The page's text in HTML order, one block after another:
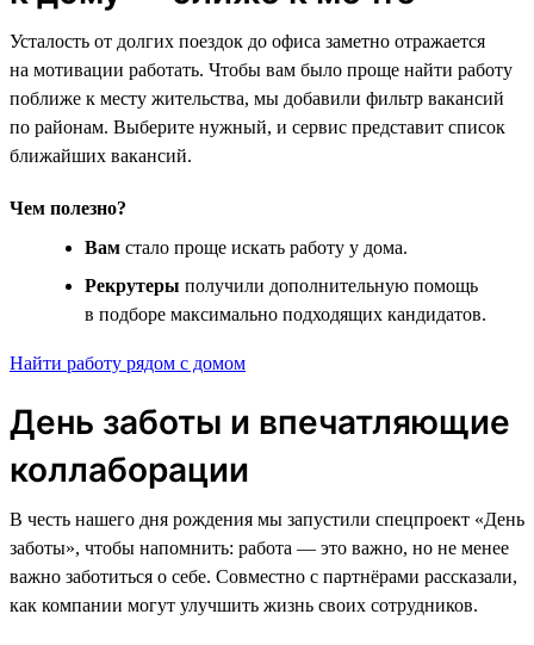
Усталость от долгих поездок до офиса заметно отражается
на мотивации работать. Чтобы вам было проще найти работу
поближе к месту жительства, мы добавили фильтр вакансий
по районам. Выберите нужный, и сервис представит список
ближайших вакансий.
Чем полезно?
Вам стало проще искать работу у дома.
Рекрутеры получили дополнительную помощь
в подборе максимально подходящих кандидатов.
Найти работу рядом с домом
День заботы и впечатляющие
коллаборации
В честь нашего дня рождения мы запустили спецпроект «День
заботы», чтобы напомнить: работа — это важно, но не менее
важно заботиться о себе. Совместно с партнёрами рассказали,
как компании могут улучшить жизнь своих сотрудников.